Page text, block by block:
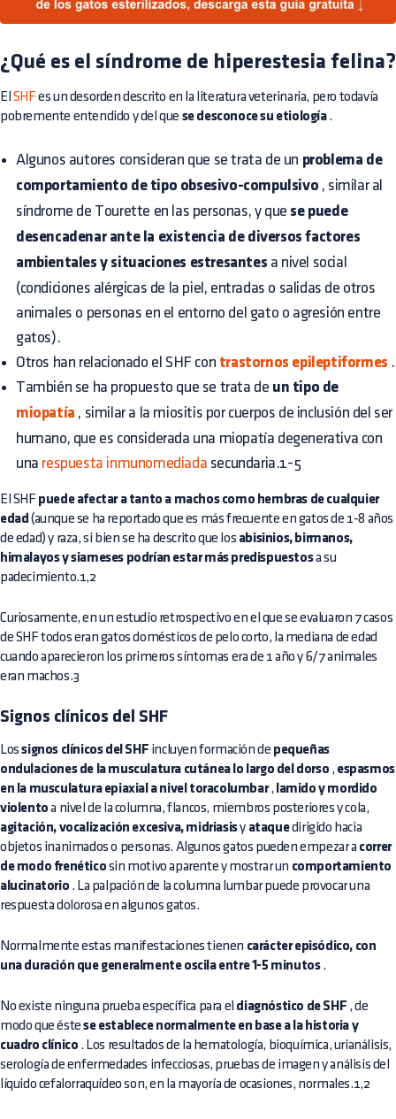
¿Qué es el síndrome de hiperestesia felina?
El SHF es un desorden descrito en la literatura veterinaria, pero todavía
pobremente entendido y del que se desconoce su etiología.
Algunos autores consideran que se trata de un problema de
comportamiento de tipo obsesivo-compulsivo , similar al
síndrome de Tourette en las personas, y que se puede
desencadenar ante la existencia de diversos factores
ambientales y situaciones estresantes a nivel social
(condiciones alérgicas de la piel, entradas o salidas de otros
animales o personas en el entorno del gato o agresión entre
gatos).
Otros han relacionado el SHF con trastornos epileptiformes .
También se ha propuesto que se trata de un tipo de
miopatía , similar a la miositis por cuerpos de inclusión del ser
humano, que es considerada una miopatía degenerativa con
una respuesta inmunomediada secundaria.1-5
El SHF puede afectar a tanto a machos como hembras de cualquier
edad (aunque se ha reportado que es más frecuente en gatos de 1-8 años
de edad) y raza, si bien se ha descrito que los abisinios, birmanos,
himalayos y siameses podrían estar más predispuestosa su
padecimiento.1,2
Curiosamente, en un estudio retrospectivo en el que se evaluaron 7 casos
de SHF todos eran gatos domésticos de pelo corto, la mediana de edad
cuando aparecieron los primeros síntomas era de 1 año y 6/7 animales
eran machos.3
Signos clínicos del SHF
Lossignos clínicos del SHF incluyen formación de pequeñas
ondulaciones de la musculatura cutánea lo largo del dorso , espasmos
en la musculatura epiaxial a nivel toracolumbar, lamido ymordido
violento a nivel de la columna, flancos, miembros posteriores y cola,
agitación, vocalización excesiva, midriasisy ataquedirigido hacia
objetos inanimados o personas. Algunos gatos pueden empezar a correr
de modo frenético sin motivo aparente y mostrar un comportamiento
alucinatorio . La palpación de la columna lumbar puede provocar una
respuesta dolorosa en algunos gatos.
Normalmente estas manifestaciones tienen carácter episódico, con
una duración que generalmente oscila entre 1-5 minutos.
No existe ninguna prueba específica para el diagnóstico de SHF , de
modo que éstese establece normalmente en base a la historia y
cuadro clínico . Los resultados de la hematología, bioquímica, urianálisis,
serología de enfermedades infecciosas, pruebas de imagen y análisis del
líquido cefalorraquídeo son, en la mayoría de ocasiones, normales.1,2